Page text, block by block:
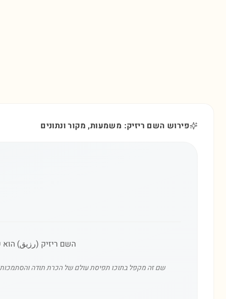
פירוש השם ריזיק: משמעות, מקור ונתונים
השם ריזיק (رزيق)
שם זה מקפל בתוכו תפיסת עולם של הכרת תודה